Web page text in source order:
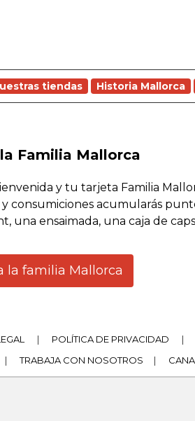
tiendas Historia Mallorca
Familia Mallorca
y tu tarjeta Familia
consumiciones acumularás
una ensaimada, una caja de
la familia Mallorca
| POLÍTICA DE PRIVACIDAD
|
| TRABAJA CON NOSOTROS |